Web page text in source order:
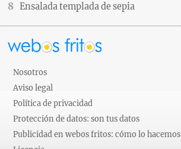
Ensalada templada de sepia
Nosotros
Aviso legal
Política de privacidad
Protección de datos: son tus datos
Publicidad en webos fritos: cómo lo hacemos